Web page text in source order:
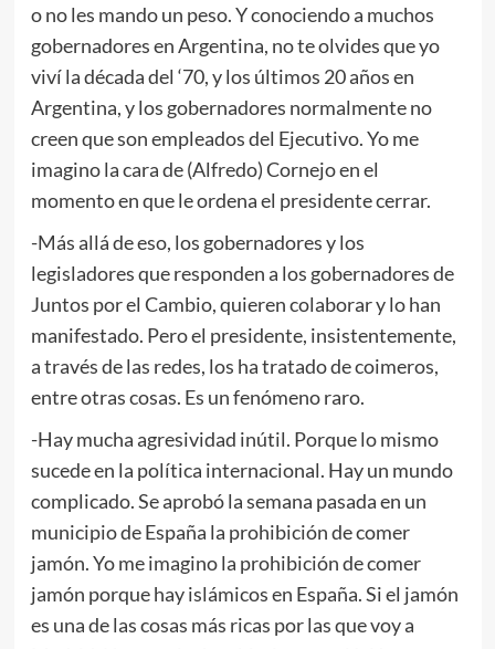
o no les mando un peso. Y conociendo a muchos
gobernadores en Argentina, no te olvides que yo
viví la década del ‘70, y los últimos 20 años en
Argentina, y los gobernadores normalmente no
creen que son empleados del Ejecutivo. Yo me
imagino la cara de (Alfredo) Cornejo en el
momento en que le ordena el presidente cerrar.
-Más allá de eso, los gobernadores y los
legisladores que responden a los gobernadores de
Juntos por el Cambio, quieren colaborar y lo han
manifestado. Pero el presidente, insistentemente,
a través de las redes, los ha tratado de coimeros,
entre otras cosas. Es un fenómeno raro.
-Hay mucha agresividad inútil. Porque lo mismo
sucede en la política internacional. Hay un mundo
complicado. Se aprobó la semana pasada en un
municipio de España la prohibición de comer
jamón. Yo me imagino la prohibición de comer
jamón porque hay islámicos en España. Si el jamón
es una de las cosas más ricas por las que voy a